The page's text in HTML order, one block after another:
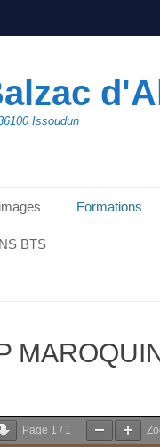
Issoudun
Formations
BTS
Page 1 / 1